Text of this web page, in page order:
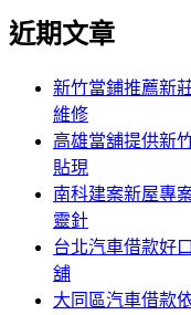
近期文章
新竹當鋪推薦新
維修
高雄當舖提供新
貼現
南科建案新屋專
靈針
台北汽車借款好
舖
大同區汽車借款